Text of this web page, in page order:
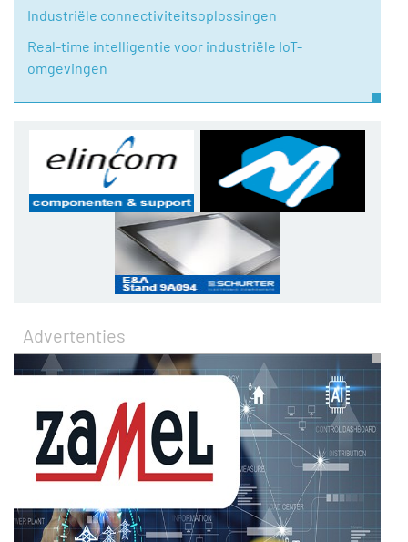
Industriële connectiviteitsoplossingen
Real-time intelligentie voor industriële IoT-
omgevingen
Advertenties